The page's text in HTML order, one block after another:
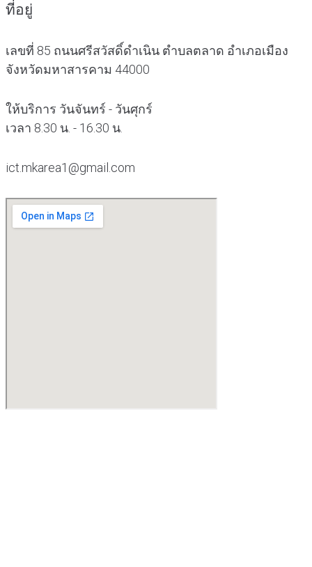
ที่อยู่
เลขที่ 85 ถนนศรีสวัสดิ์ดำเนิน ตำบลตลาด อำเภอเมือง
จังหวัดมหาสารคาม 44000
ให้บริการ วันจันทร์ - วันศุกร์
เวลา 8.30 น. - 16.30 น.
ict.mkarea1@gmail.com